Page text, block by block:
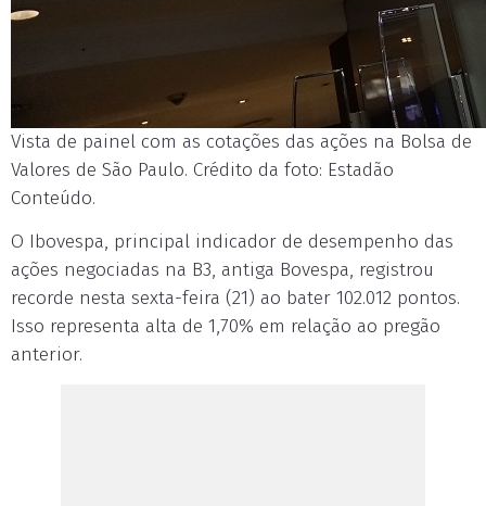
Vista de painel com as cotações das ações na Bolsa de
Valores de São Paulo. Crédito da foto: Estadão
Conteúdo.
O Ibovespa, principal indicador de desempenho das
ações negociadas na B3, antiga Bovespa, registrou
recorde nesta sexta-feira (21) ao bater 102.012 pontos.
Isso representa alta de 1,70% em relação ao pregão
anterior.